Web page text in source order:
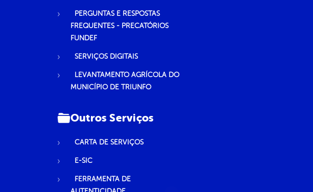
PERGUNTAS E RESPOSTAS
FREQUENTES - PRECATÓRIOS
FUNDEF
SERVIÇOS DIGITAIS
LEVANTAMENTO AGRÍCOLA DO
MUNICÍPIO DE TRIUNFO
Outros Serviços
CARTA DE SERVIÇOS
E-SIC
FERRAMENTA DE